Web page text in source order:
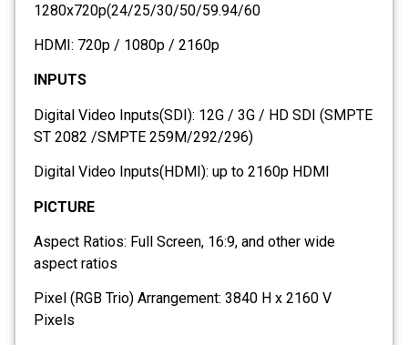
1280x720p(24/25/30/50/59.94/60
HDMI: 720p / 1080p / 2160p
INPUTS
Digital Video Inputs(SDI): 12G / 3G / HD SDI (SMPTE
ST 2082 /SMPTE 259M/292/296)
Digital Video Inputs(HDMI): up to 2160p HDMI
PICTURE
Aspect Ratios: Full Screen, 16:9, and other wide
aspect ratios
Pixel (RGB Trio) Arrangement: 3840 H x 2160 V
Pixels